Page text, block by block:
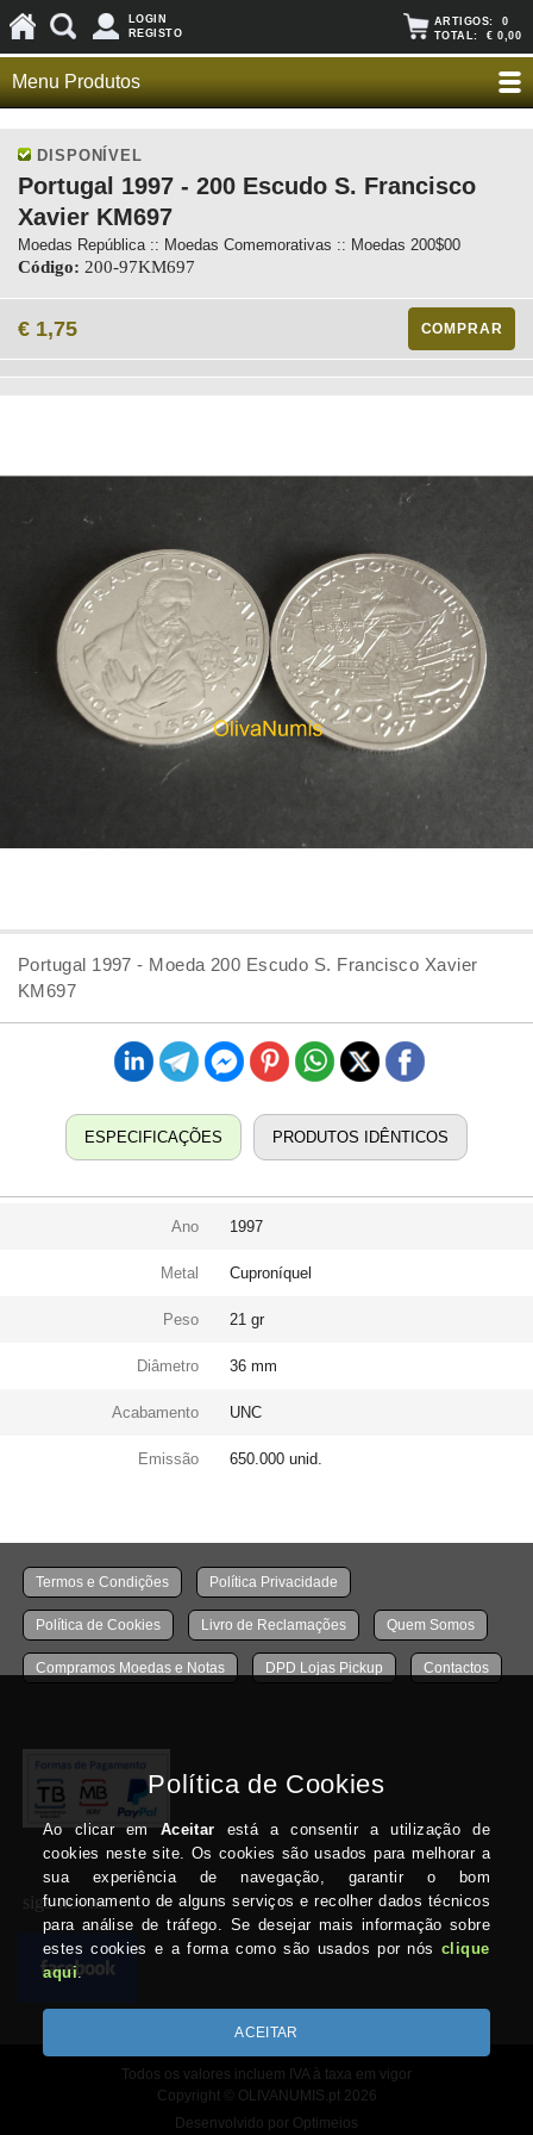
LOGIN
REGISTO
ARTIGOS: 0
TOTAL: € 0,00
Menu Produtos
DISPONÍVEL
Portugal 1997 - 200 Escudo S. Francisco
Xavier KM697
Moedas República :: Moedas Comemorativas :: Moedas 200$00
Código: 200-97KM697
€ 1,75 COMPRAR
Portugal 1997 - Moeda 200 Escudo S. Francisco Xavier
KM697
ESPECIFICAÇÕES PRODUTOS IDÊNTICOS
Ano 1997
Metal Cuproníquel
Peso 21 gr
Diâmetro 36 mm
Acabamento UNC
Emissão 650.000 unid.
Termos e Condições Política Privacidade
Política de Cookies Livro de Reclamações Quem Somos
Compramos Moedas e Notas DPD Lojas Pickup Contactos
siga-nos no:
Todos os valores incluem IVA à taxa em vigor
Copyright © OLIVANUMIS.pt 2026
Desenvolvido por Optimeios